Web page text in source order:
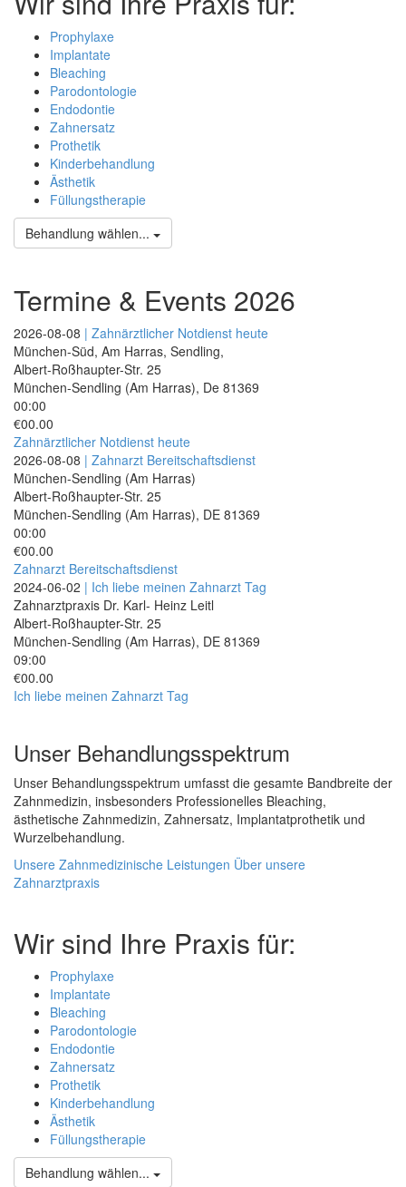
Prophylaxe
Implantate
Bleaching
Parodontologie
Endodontie
Zahnersatz
Prothetik
Kinderbehandlung
Ästhetik
Füllungstherapie
Behandlung wählen...
Termine & Events 2026
2026-08-08 | Zahnärztlicher Notdienst heute
München-Süd, Am Harras, Sendling,
Albert-Roßhaupter-Str. 25
München-Sendling (Am Harras), De 81369
00:00
€00.00
Zahnärztlicher Notdienst heute
2026-08-08 | Zahnarzt Bereitschaftsdienst
München-Sendling (Am Harras)
Albert-Roßhaupter-Str. 25
München-Sendling (Am Harras), DE 81369
00:00
€00.00
Zahnarzt Bereitschaftsdienst
2024-06-02 | Ich liebe meinen Zahnarzt Tag
Zahnarztpraxis Dr. Karl- Heinz Leitl
Albert-Roßhaupter-Str. 25
München-Sendling (Am Harras), DE 81369
09:00
€00.00
Ich liebe meinen Zahnarzt Tag
Unser Behandlungsspektrum
Unser Behandlungsspektrum umfasst die gesamte Bandbreite der
Zahnmedizin, insbesonders Professionelles Bleaching,
ästhetische Zahnmedizin, Zahnersatz, Implantatprothetik und
Wurzelbehandlung.
Unsere Zahnmedizinische Leistungen Über unsere
Zahnarztpraxis
Wir sind Ihre Praxis für:
Prophylaxe
Implantate
Bleaching
Parodontologie
Endodontie
Zahnersatz
Prothetik
Kinderbehandlung
Ästhetik
Füllungstherapie
Behandlung wählen...